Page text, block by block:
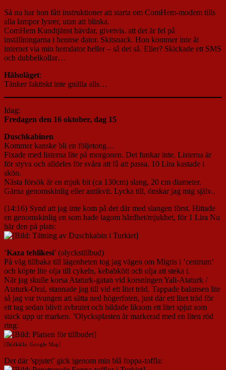
Så nu har hon fått instruktioner att starta om ComHem-modem tills
alla lampor lysrer, utan att blinka.
ComHem Kundtjänst hävdar, givetvis. att det är fel på
inställningarna i hennse dator. Skitsnack. Hon kommer inte åt
internet via min hemdator heller – så det så. Eller? Skickade ett SMS
och dubbelkollar…
Hälsoläget:
Tänker faktiskt inte gnälla alls…
Idag:
Fredagen den 16 oktober, dag 15
Duschkabinen
Kommer kanske bli en följetong…
Fixade med listerna lite på morgonen. Det funkar inte. Listerna är
för styva och alldeles för svåra att få att passa. 10 Lira kastade i
skön.
Nästa försök är en mjuk bit (ca 130cm) slang, 20 cm diameter.
Gärna genomskinlig eller antikvit. Lycka till, önskar jag mig själv..
(14:16) Synd att jag inte kom på det där med slangen först. Hittade
en genomskinlig en som hade lagom hårdhet/mjukhet, för 1 Lira Nu
här den på plats:
’Kaza tehlikesi’ (olyckstillbud)
På väg tillbaka till lägenheten tog jag vägen om Migris i ’centrum’
och köpte lite olja till cykeln, kebabkött och olja att steka i.
När jag skulle korsa Ataturk-gatan vid korsningen Yali-Ataturk /
Ataturk-Oral, stannade jag till vid ett litet träd. Tappade balansen lite
så jag var tvungen att sätta ned högerfoten, just där ett litet träd för
ett tag sedan blivit avbrutet och bildade liksom ett litet spjut som
stack upp ur marken. ’Olycksplasten är markerad med en liten röd
ring:
[Bildkälla: Google Map]
Det där ’spjutet’ gick igenom min blå foppa-toffla: